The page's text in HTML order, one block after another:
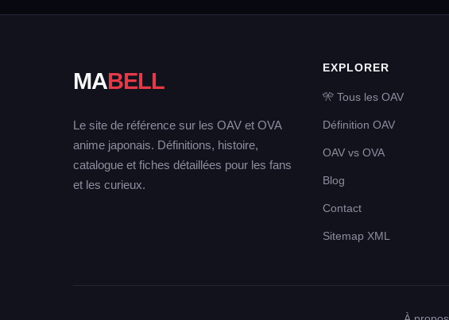
MABELL
Le site de référence sur les OAV et OVA
anime japonais. Définitions, histoire,
catalogue et fiches détaillées pour les fans
et les curieux.
EXPLORER
🎌 Tous les OAV
Définition OAV
OAV vs OVA
Blog
Contact
Sitemap XML